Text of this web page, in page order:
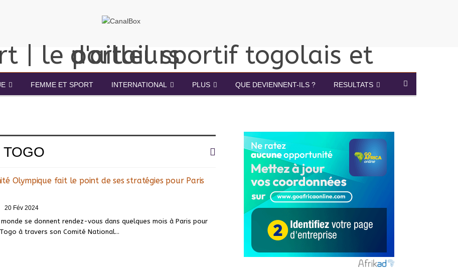
FEMME ET SPORT INTERNATIONAL PLUS QUE DEVIENNENT-ILS ? RESULTATS
Olympique fait le point de ses stratégies pour Paris
20 Fév 2024
se donnent rendez-vous dans quelques mois à Paris pour
à travers son Comité National…